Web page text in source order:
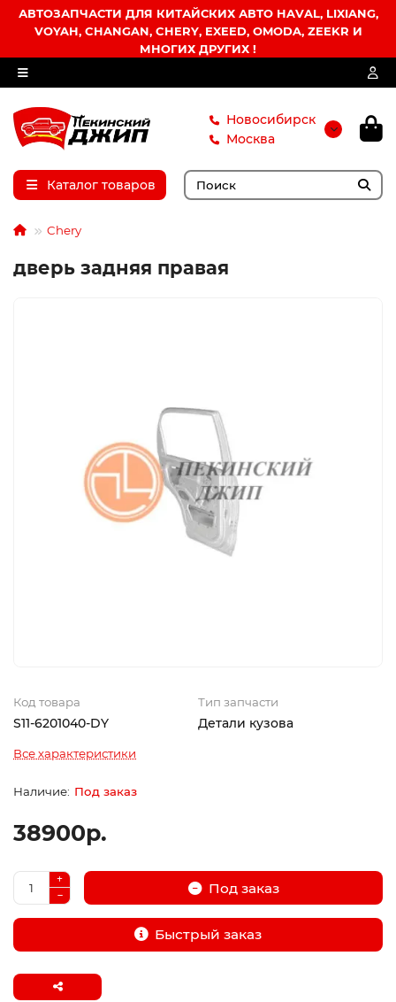
АВТОЗАПЧАСТИ ДЛЯ КИТАЙСКИХ АВТО HAVAL, LIXIANG,
VOYAH, CHANGAN, CHERY, EXEED, OMODA, ZEEKR И
МНОГИХ ДРУГИХ !
Новосибирск
Москва
Каталог товаров
Chery
дверь задняя правая
Код товара
S11-6201040-DY
Тип запчасти
Детали кузова
Все характеристики
Под заказ
38900р.
Под заказ
Быстрый заказ